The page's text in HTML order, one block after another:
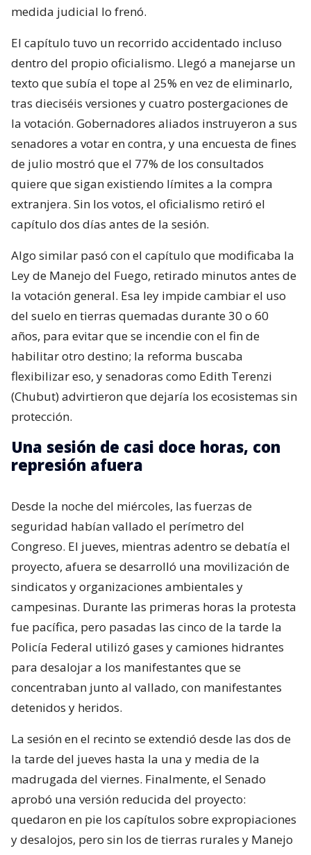
medida judicial lo frenó.
El capítulo tuvo un recorrido accidentado incluso
dentro del propio oficialismo. Llegó a manejarse un
texto que subía el tope al 25% en vez de eliminarlo,
tras dieciséis versiones y cuatro postergaciones de
la votación. Gobernadores aliados instruyeron a sus
senadores a votar en contra, y una encuesta de fines
de julio mostró que el 77% de los consultados
quiere que sigan existiendo límites a la compra
extranjera. Sin los votos, el oficialismo retiró el
capítulo dos días antes de la sesión.
Algo similar pasó con el capítulo que modificaba la
Ley de Manejo del Fuego, retirado minutos antes de
la votación general. Esa ley impide cambiar el uso
del suelo en tierras quemadas durante 30 o 60
años, para evitar que se incendie con el fin de
habilitar otro destino; la reforma buscaba
flexibilizar eso, y senadoras como Edith Terenzi
(Chubut) advirtieron que dejaría los ecosistemas sin
protección.
Una sesión de casi doce horas, con
represión afuera
Desde la noche del miércoles, las fuerzas de
seguridad habían vallado el perímetro del
Congreso. El jueves, mientras adentro se debatía el
proyecto, afuera se desarrolló una movilización de
sindicatos y organizaciones ambientales y
campesinas. Durante las primeras horas la protesta
fue pacífica, pero pasadas las cinco de la tarde la
Policía Federal utilizó gases y camiones hidrantes
para desalojar a los manifestantes que se
concentraban junto al vallado, con manifestantes
detenidos y heridos.
La sesión en el recinto se extendió desde las dos de
la tarde del jueves hasta la una y media de la
madrugada del viernes. Finalmente, el Senado
aprobó una versión reducida del proyecto:
quedaron en pie los capítulos sobre expropiaciones
y desalojos, pero sin los de tierras rurales y Manejo